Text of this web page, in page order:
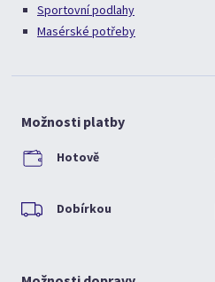
Sportovní podlahy
Masérské potřeby
Možnosti platby
Hotově
Dobírkou